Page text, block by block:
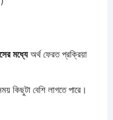
মধ্যেঅর্থ ফেরত প্রক্রিয়া
কিছুটা বেশি লাগতে পারে।